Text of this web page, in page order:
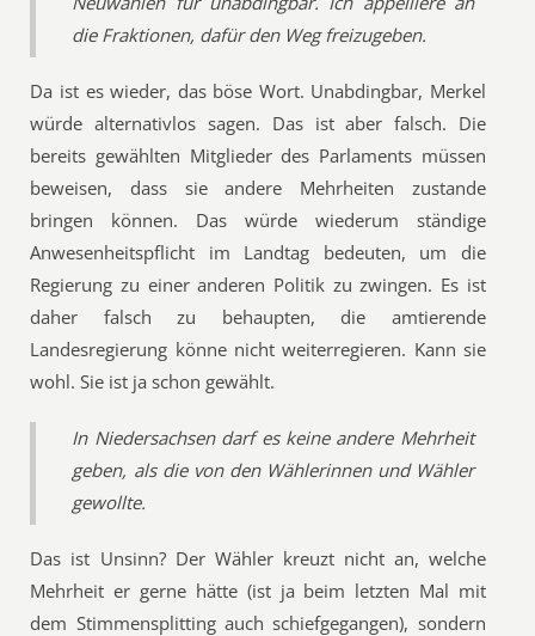
die Fraktionen, dafür den Weg freizugeben.
Da ist es wieder, das böse Wort. Unabdingbar, Merkel
würde alternativlos sagen. Das ist aber falsch. Die
bereits gewählten Mitglieder des Parlaments müssen
beweisen, dass sie andere Mehrheiten zustande
bringen können. Das würde wiederum ständige
Anwesenheitspflicht im Landtag bedeuten, um die
Regierung zu einer anderen Politik zu zwingen. Es ist
daher falsch zu behaupten, die amtierende
Landesregierung könne nicht weiterregieren. Kann sie
wohl. Sie ist ja schon gewählt.
In Niedersachsen darf es keine andere Mehrheit
geben, als die von den Wählerinnen und Wähler
gewollte.
Das ist Unsinn? Der Wähler kreuzt nicht an, welche
Mehrheit er gerne hätte (ist ja beim letzten Mal mit
dem Stimmensplitting auch schiefgegangen), sondern